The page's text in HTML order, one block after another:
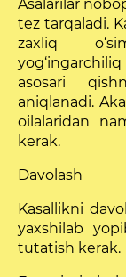
Asalarilar
tez tarqaladi.
zaxliq
asosari
aniqlanadi.
oilalaridan
kerak.
Davolash
Kasallikni
yaxshilab
tutatish kerak.